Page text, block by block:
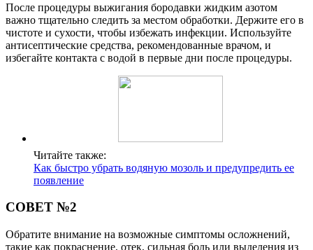
После процедуры выжигания бородавки жидким азотом
важно тщательно следить за местом обработки. Держите его в
чистоте и сухости, чтобы избежать инфекции. Используйте
антисептические средства, рекомендованные врачом, и
избегайте контакта с водой в первые дни после процедуры.
Читайте также:
Как быстро убрать водяную мозоль и предупредить ее
появление
СОВЕТ №2
Обратите внимание на возможные симптомы осложнений,
такие как покраснение, отек, сильная боль или выделения из